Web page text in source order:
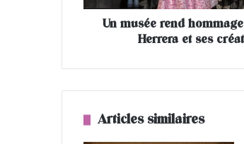
e
o
g
e
Un musée rend
Herrera et ses
Articles similaires